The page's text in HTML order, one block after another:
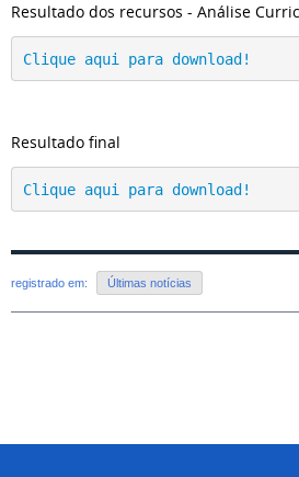
Resultado dos recursos - Análise
Clique aqui para download!
Resultado final
Clique aqui para download!
registrado em: Últimas notícias